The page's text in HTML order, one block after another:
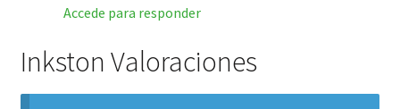
Accede para responder
Inkston Valoraciones